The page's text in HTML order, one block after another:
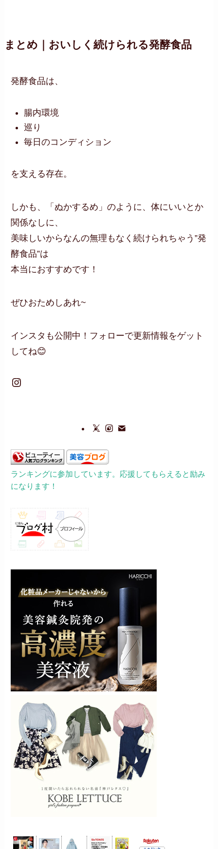
まとめ｜おいしく続けられる発酵食品
発酵食品は、
腸内環境
巡り
毎日のコンディション
を支える存在。
しかも、「ぬかするめ」のように、体にいいとか
関係なしに、
美味しいからなんの無理もなく続けられちゃう”発
酵食品”は
本当におすすめです！
ぜひおためしあれ~
インスタも公開中！フォローで更新情報をゲット
してね😊
Instagram
ランキングに参加しています。応援してもらえると励み
になります！